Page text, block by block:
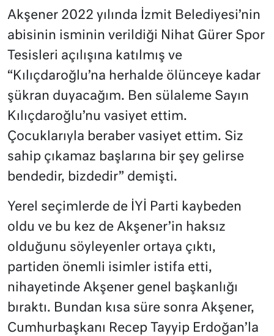
Akşener 2022 yılında İzmit Belediyesi’nin
abisinin isminin verildiği Nihat Gürer Spor
Tesisleri açılışına katılmış ve
“Kılıçdaroğlu’na herhalde ölünceye kadar
şükran duyacağım. Ben sülaleme Sayın
Kılıçdaroğlu’nu vasiyet ettim.
Çocuklarıyla beraber vasiyet ettim. Siz
sahip çıkamaz başlarına bir şey gelirse
bendedir, bizdedir” demişti.
Yerel seçimlerde de İYİ Parti kaybeden
oldu ve bu kez de Akşener’in haksız
olduğunu söyleyenler ortaya çıktı,
partiden önemli isimler istifa etti,
nihayetinde Akşener genel başkanlığı
bıraktı. Bundan kısa süre sonra Akşener,
Cumhurbaşkanı Recep Tayyip Erdoğan’la